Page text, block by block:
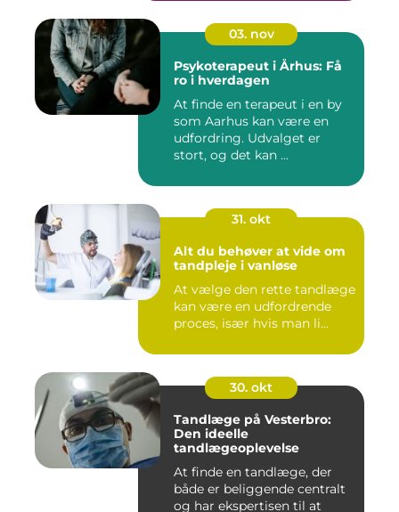
03. nov
Psykoterapeut i Århus: Få
ro i hverdagen
At finde en terapeut i en by
som Aarhus kan være en
udfordring. Udvalget er
stort, og det kan ...
31. okt
Alt du behøver at vide om
tandpleje i vanløse
At vælge den rette tandlæge
kan være en udfordrende
proces, især hvis man li...
30. okt
Tandlæge på Vesterbro:
Den ideelle
tandlægeoplevelse
At finde en tandlæge, der
både er beliggende centralt
og har ekspertisen til at